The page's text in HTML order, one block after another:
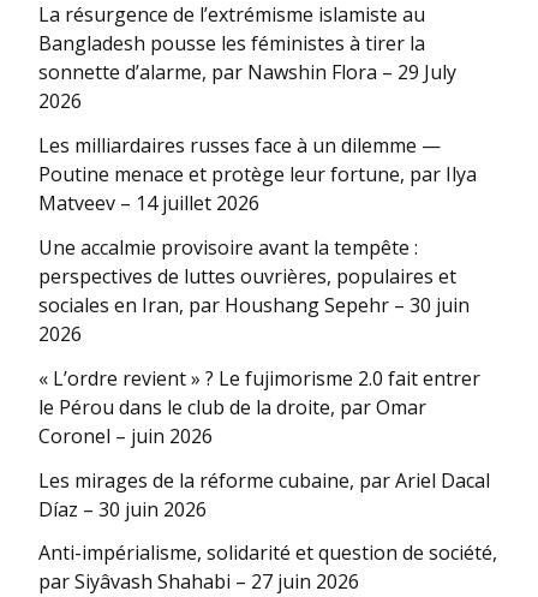
La résurgence de l’extrémisme islamiste au
Bangladesh pousse les féministes à tirer la
sonnette d’alarme, par Nawshin Flora – 29 July
2026
Les milliardaires russes face à un dilemme —
Poutine menace et protège leur fortune, par Ilya
Matveev – 14 juillet 2026
Une accalmie provisoire avant la tempête :
perspectives de luttes ouvrières, populaires et
sociales en Iran, par Houshang Sepehr – 30 juin
2026
« L’ordre revient » ? Le fujimorisme 2.0 fait entrer
le Pérou dans le club de la droite, par Omar
Coronel – juin 2026
Les mirages de la réforme cubaine, par Ariel Dacal
Díaz – 30 juin 2026
Anti-impérialisme, solidarité et question de société,
par Siyâvash Shahabi – 27 juin 2026